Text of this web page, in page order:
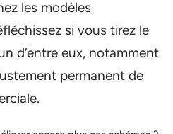
les modèles
si vous tirez le
d’entre eux, notamment
permanent de